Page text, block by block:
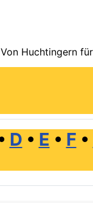
Huchtingern
D • E • F •